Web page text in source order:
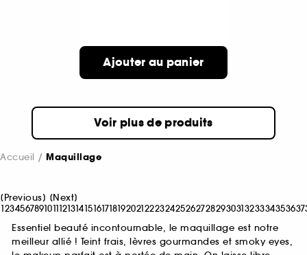
Ajouter au panier
Voir plus de produits
Accueil Maquillage
[Previous] [Next]
12345678910111213141516171819202122232425262728293031323334353637
Essentiel beauté incontournable, le maquillage est notre
meilleur allié ! Teint frais, lèvres gourmandes et smoky eyes,